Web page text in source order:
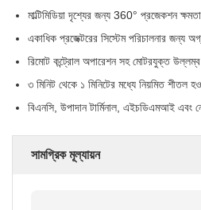
মাল্টিমিডিয়া দৃশ্যের জন্য 360° প্রজেকশন ক্ষমতা
একাধিক প্রজেক্টরের সিস্টেম পরিচালনার জন্য
রিমোট কন্ট্রোল অপারেশন সহ মোটরযুক্ত
৩ মিনিট থেকে ১ মিনিটের মধ্যে নিয়মিত শীতল
বিএনসি, উপাদান টার্মিনাল, এইচডিএমআই এবং
সামগ্রিক মূল্যায়ন